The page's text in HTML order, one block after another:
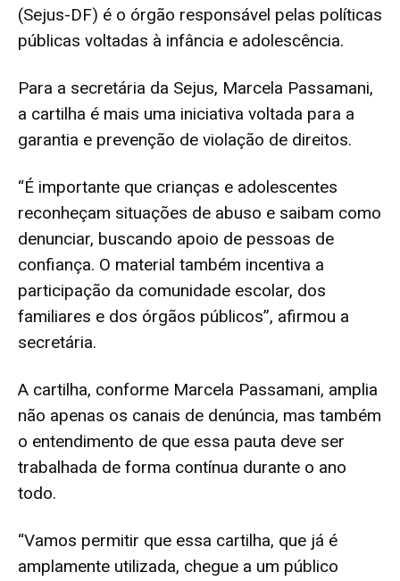
(Sejus-DF) é o órgão responsável pelas políticas
públicas voltadas à infância e adolescência.
Para a secretária da Sejus, Marcela Passamani,
a cartilha é mais uma iniciativa voltada para a
garantia e prevenção de violação de direitos.
“É importante que crianças e adolescentes
reconheçam situações de abuso e saibam como
denunciar, buscando apoio de pessoas de
confiança. O material também incentiva a
participação da comunidade escolar, dos
familiares e dos órgãos públicos”, afirmou a
secretária.
A cartilha, conforme Marcela Passamani, amplia
não apenas os canais de denúncia, mas também
o entendimento de que essa pauta deve ser
trabalhada de forma contínua durante o ano
todo.
“Vamos permitir que essa cartilha, que já é
amplamente utilizada, chegue a um público